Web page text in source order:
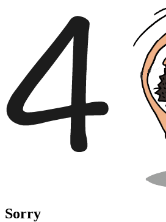
Sorry